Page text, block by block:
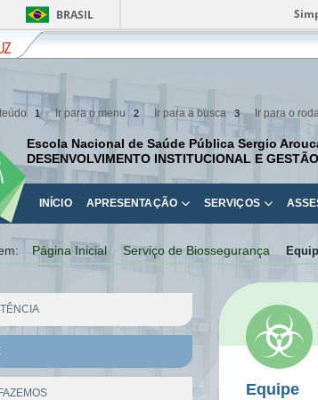
BRASIL
Fale
com
Fiocruz
1 Ir para o menu 2 Ir para a busca 3 Ir para o
Escola Nacional de Saúde Pública Sergio
DESENVOLVIMENTO INSTITUCIONAL E GESTÃO
INÍCIO APRESENTAÇÃO SERVIÇOS
Página Inicial Serviço de Biossegurança
Equipe